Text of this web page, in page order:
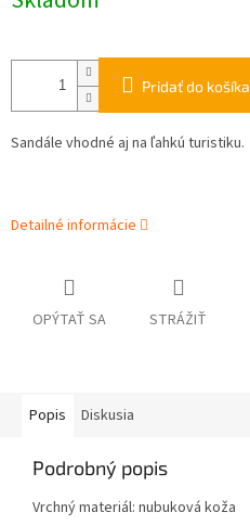
cena:
Pridať do košíka
Sandále vhodné aj na ľahkú turistiku.
Detailné informácie
OPÝTAŤ SA STRÁŽIŤ
Popis Diskusia
Podrobný popis
Vrchný materiál: nubuková koža